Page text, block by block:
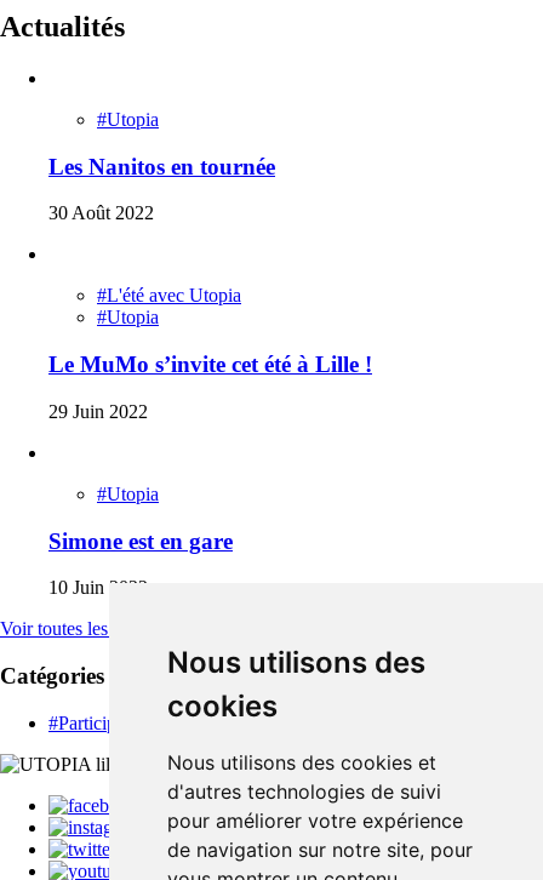
Nous utilisons des
cookies
Nous utilisons des cookies et
d'autres technologies de suivi
pour améliorer votre expérience
de navigation sur notre site, pour
Actualités
#Utopia
Les Nanitos en tournée
30 Août 2022
#L'été avec Utopia
#Utopia
Le MuMo s’invite cet été à Lille !
29 Juin 2022
#Utopia
Simone est en gare
10 Juin 2022
Voir toutes les actus
Catégories
#Participer